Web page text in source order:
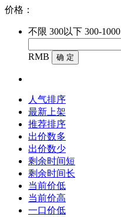
价格：
不限 300以下 300-1000
RMB
确 定
人气排序
最新上架
推荐排序
出价数多
出价数少
剩余时间短
剩余时间长
当前价低
当前价高
一口价低